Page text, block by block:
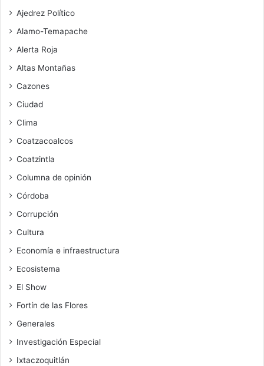
Ajedrez Político
Alamo-Temapache
Alerta Roja
Altas Montañas
Cazones
Ciudad
Clima
Coatzacoalcos
Coatzintla
Columna de opinión
Córdoba
Corrupción
Cultura
Economía e infraestructura
Ecosistema
El Show
Fortín de las Flores
Generales
Investigación Especial
Ixtaczoquitlán